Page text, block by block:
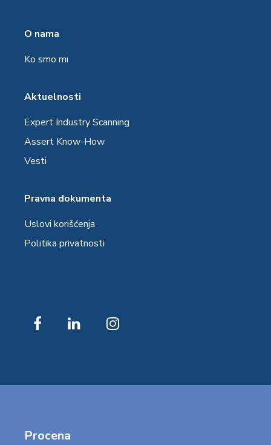
O nama
Ko smo mi
Aktuelnosti
Expert Industry Scanning
Assert Know-How
Vesti
Pravna dokumenta
Uslovi korišćenja
Politika privatnosti
Procena